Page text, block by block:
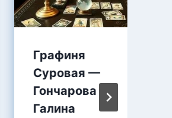
Графиня
Суровая —
Гончарова
Галина